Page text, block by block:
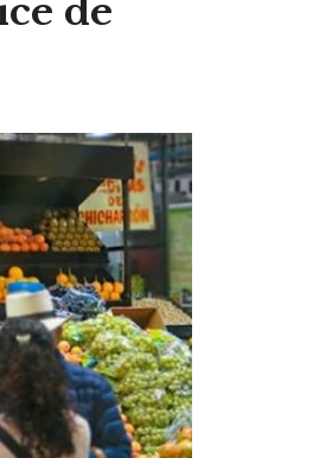
de